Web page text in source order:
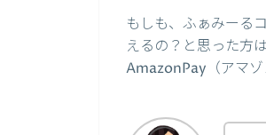
もしも、ふぁみーる
えるの？と思った方
AmazonPay（アマ